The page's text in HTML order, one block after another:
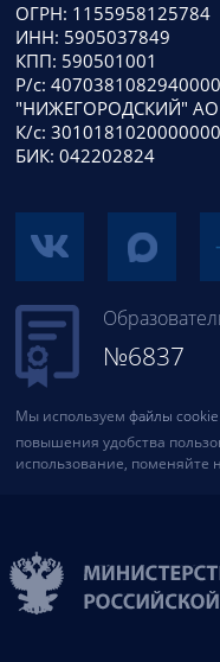
ОГРН: 1155958125784
ИНН: 5905037849
КПП: 590501001
Р/с:
"НИЖЕГОРОДСКИЙ"
К/с:
БИК: 042202824
№6837
Мы используем файлы cookie
повышения удобства
использование, поменяйте